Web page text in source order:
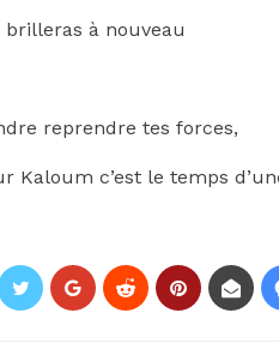
à nouveau
reprendre tes forces,
Kaloum c’est le temps